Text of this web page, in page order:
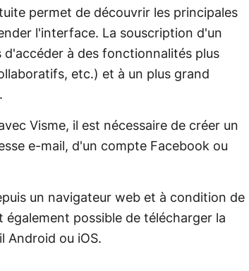
permet de découvrir les principales
l'interface. La souscription d'un
à des fonctionnalités plus
etc.) et à un plus grand
Visme, il est nécessaire de créer un
e-mail, d'un compte Facebook ou
un navigateur web et à condition de
possible de télécharger la
Android ou iOS.